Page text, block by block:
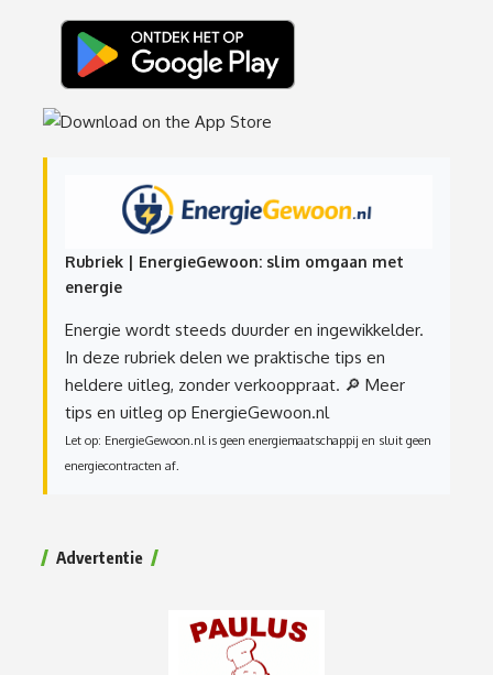
Rubriek | EnergieGewoon: slim omgaan met
energie
Energie wordt steeds duurder en ingewikkelder.
In deze rubriek delen we praktische tips en
heldere uitleg, zonder verkooppraat. 🔎 Meer
tips en uitleg op EnergieGewoon.nl
Let op: EnergieGewoon.nl is geen energiemaatschappij en sluit geen
energiecontracten af.
Advertentie